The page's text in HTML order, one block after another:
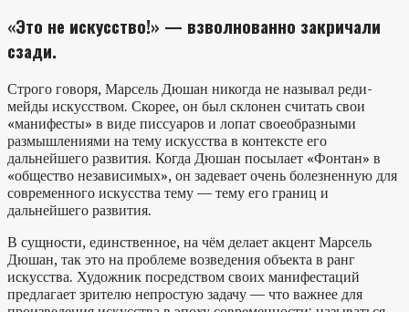
«Это не искусство!» — взволнованно закричали
сзади.
Строго говоря, Марсель Дюшан никогда не называл реди-
мейды искусством. Скорее, он был склонен считать свои
«манифесты» в виде писсуаров и лопат своеобразными
размышлениями на тему искусства в контексте его
дальнейшего развития. Когда Дюшан посылает «Фонтан» в
«общество независимых», он задевает очень болезненную для
современного искусства тему — тему его границ и
дальнейшего развития.
В сущности, единственное, на чём делает акцент Марсель
Дюшан, так это на проблеме возведения объекта в ранг
искусства. Художник посредством своих манифестаций
предлагает зрителю непростую задачу — что важнее для